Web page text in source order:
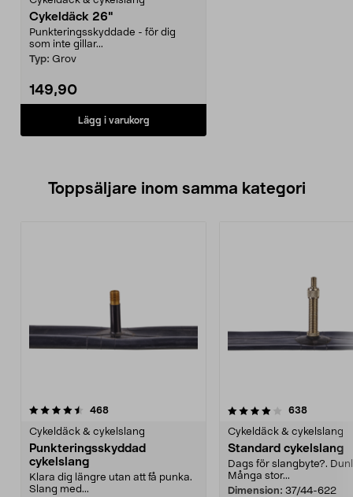
Cykeldäck 26"
Punkteringsskyddade - för dig
som inte gillar...
Typ: Grov
149,90
Lägg i varukorg
Toppsäljare inom samma kategori
468recensioner
Cykeldäck & cykelslang
Punkteringsskyddad
cykelslang
Klara dig längre utan att få punka.
Slang med...
4.0 av 5 stjärnor 638
Cykeldäck & cykelslang
Standard cykelslang
Dags för slangbyte?.
Många stor...
Dimension: 37/44-622
4.0 av 5 stjärnor